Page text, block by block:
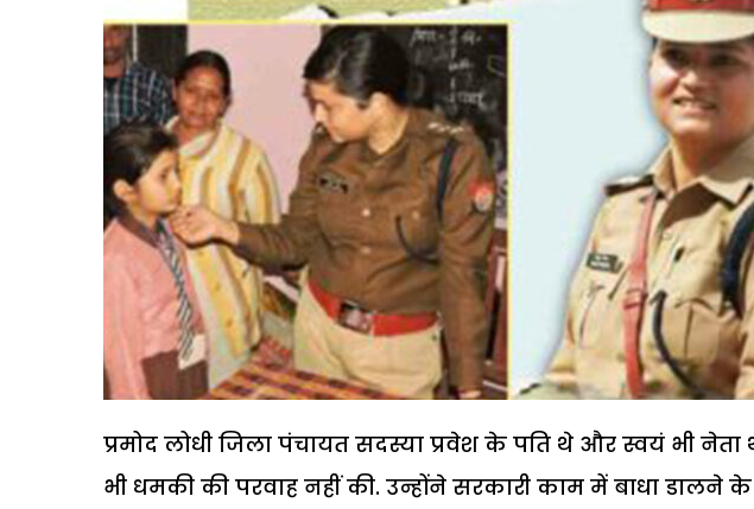
प्रमोद लोधी जिला पंचायत सदस्या प्रवेश के पति थे और स्वयं भी
भी धमकी की परवाह नहीं की. उन्होंने सरकारी काम में बाधा